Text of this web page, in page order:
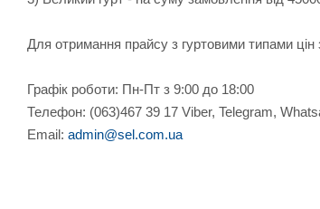
Для отримання прайсу з гуртовими типами
Графік роботи: Пн-Пт з 9:00 до 18:00
Телефон: (063)467 39 17 Viber, Telegram,
Email: admin@sel.com.ua